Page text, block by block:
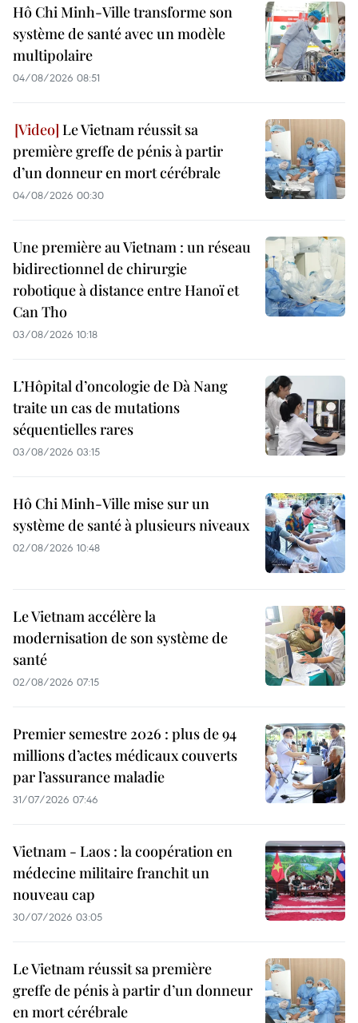
Hô Chi Minh-Ville transforme son
système de santé avec un modèle
multipolaire
04/08/2026 08:51
Le Vietnam réussit sa
première greffe de pénis à partir
d’un donneur en mort cérébrale
04/08/2026 00:30
Une première au Vietnam : un réseau
bidirectionnel de chirurgie
robotique à distance entre Hanoï et
Can Tho
03/08/2026 10:18
L’Hôpital d’oncologie de Dà Nang
traite un cas de mutations
séquentielles rares
03/08/2026 03:15
Hô Chi Minh-Ville mise sur un
système de santé à plusieurs niveaux
02/08/2026 10:48
Le Vietnam accélère la
modernisation de son système de
santé
02/08/2026 07:15
Premier semestre 2026 : plus de 94
millions d’actes médicaux couverts
par l’assurance maladie
31/07/2026 07:46
Vietnam - Laos : la coopération en
médecine militaire franchit un
nouveau cap
30/07/2026 03:05
Le Vietnam réussit sa première
greffe de pénis à partir d’un donneur
en mort cérébrale